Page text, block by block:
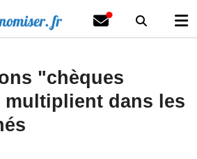
"chèques
multiplient dans les